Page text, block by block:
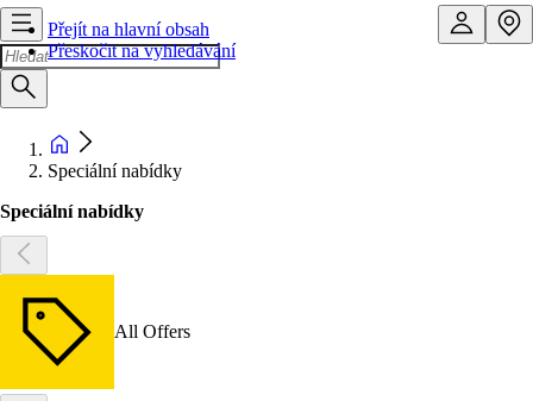
Přejít na hlavní obsah
Přeskočit na vyhledávání
Speciální nabídky
Speciální nabídky
All Offers